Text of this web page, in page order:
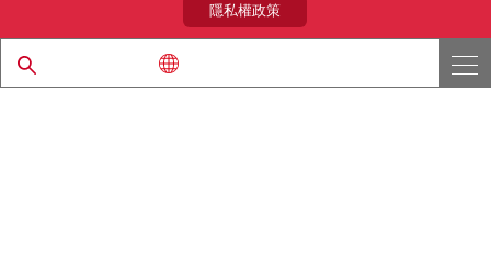
© 1997 - 2026 ROHM CO., LTD. ALL RIGHTS RESERVED.
隱私權政策